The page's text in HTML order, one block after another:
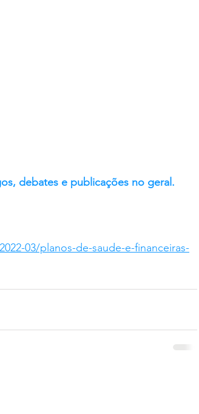
debates e publicações no geral.
03/planos-de-saude-e-financeiras-